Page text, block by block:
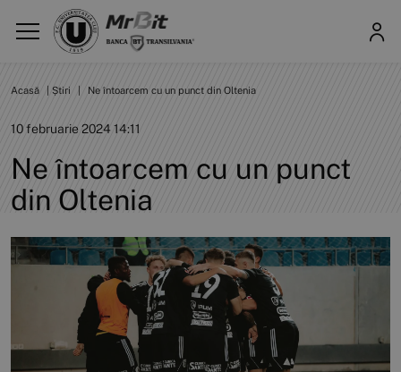
Acasă Știri Ne întoarcem cu un punct din Oltenia
10 februarie 2024 14:11
Ne întoarcem cu un punct
din Oltenia